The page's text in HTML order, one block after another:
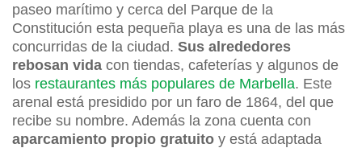
paseo marítimo y cerca del Parque de la
Constitución esta pequeña playa es una de las más
concurridas de la ciudad. Sus alrededores
rebosan vida con tiendas, cafeterías y algunos de
los restaurantes más populares de Marbella. Este
arenal está presidido por un faro de 1864, del que
recibe su nombre. Además la zona cuenta con
aparcamiento propio gratuito y está adaptada